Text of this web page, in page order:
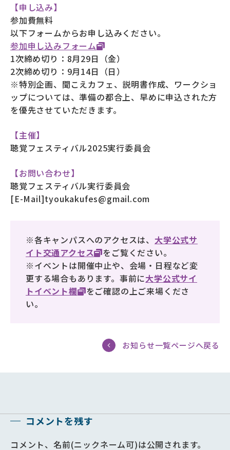
【申し込み】
参加費無料
以下フォームからお申し込みください。
参加申し込みフォーム
1次締め切り：8月29日（金）
2次締め切り：9月14日（日）
※特別企画、聞こえカフェ、説明書作成、ワークショ
ップについては、準備の都合上、早めに申込された方
を優先させていただきます。
【主催】
聴覚フェスティバル2025実行委員会
【お問い合わせ】
聴覚フェスティバル実行委員会
[E-Mail]tyoukakufes@gmail.com
※各キャンパスへのアクセスは、 大学公式サ
イト交通アクセス
をご覧ください。
※イベントは開催中止や、会場・日程など変
更する場合もあります。事前に大学公式サイ
トイベント欄
をご確認の上ご来場くださ
い。
お知らせ一覧ページへ戻る
コメントを残す
コメント、名前(ニックネーム可)は公開されます。